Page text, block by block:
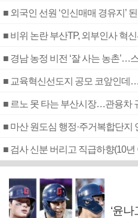
■ 외국인 선원 ‘인신매매 경유지’
■ 비위 논란 부산TP, 외부인사 혁신
■ 경남 농정 비전 ‘잘 사는 농촌’…
■ 교육혁신선도지 공모 코앞인데…
■ 르노 못 타는 부산시장…관용차
■ 마산 원도심 행정·주거복합단지
‘윤